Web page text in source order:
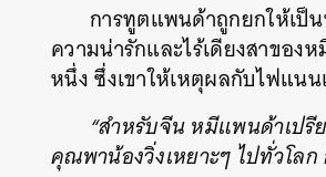
การทูตแพนด้าถูกยกให้เป็
ความน่ารักและไร้เดียงสาขอ
หนึ่ง ซึ่งเขาให้เหตุผลกับไฟแน
“สำหรับจีน หมีแพนด้าเปรี
คุณพาน้องวิ่งเหยาะๆ ไปทั่วโล